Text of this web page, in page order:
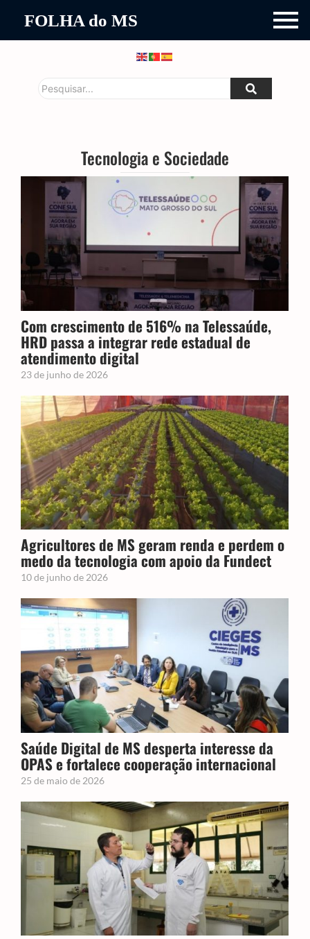
FOLHA do MS
Tecnologia e Sociedade
Com crescimento de 516% na Telessaúde,
HRD passa a integrar rede estadual de
atendimento digital
23 de junho de 2026
Agricultores de MS geram renda e perdem o
medo da tecnologia com apoio da Fundect
10 de junho de 2026
Saúde Digital de MS desperta interesse da
OPAS e fortalece cooperação internacional
25 de maio de 2026